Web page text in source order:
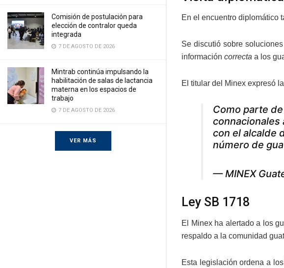
Comisión de postulación para
elección de contralor queda
integrada
7 DE AGOSTO DE 2026
Mintrab continúa impulsando la
habilitación de salas de lactancia
materna en los espacios de
trabajo
7 DE AGOSTO DE 2026
VER MÁS
En el encuentro diplomático
Se discutió sobre
información correcta a los
El titular del Minex expresó
Como parte
connacionales
con el alcalde
número de
— MINEX
Ley SB 1718
El Minex ha alertado a los
respaldo a la comunidad
Esta legislación ordena a